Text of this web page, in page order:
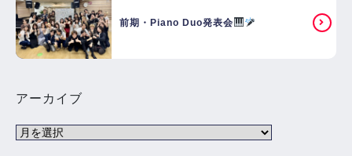
前期・Piano Duo発表会
アーカイブ